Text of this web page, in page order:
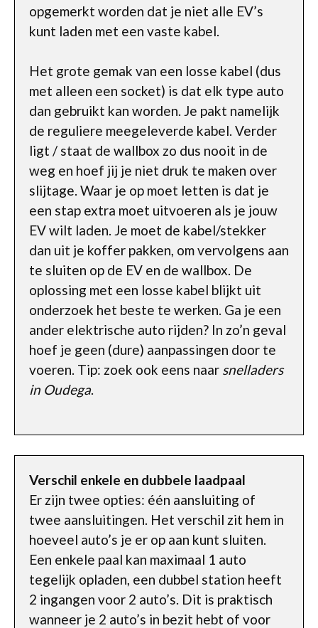
opgemerkt worden dat je niet alle EV’s
kunt laden met een vaste kabel.
Het grote gemak van een losse kabel (dus
met alleen een socket) is dat elk type auto
dan gebruikt kan worden. Je pakt namelijk
de reguliere meegeleverde kabel. Verder
ligt / staat de wallbox zo dus nooit in de
weg en hoef jij je niet druk te maken over
slijtage. Waar je op moet letten is dat je
een stap extra moet uitvoeren als je jouw
EV wilt laden. Je moet de kabel/stekker
dan uit je koffer pakken, om vervolgens aan
te sluiten op de EV en de wallbox. De
oplossing met een losse kabel blijkt uit
onderzoek het beste te werken. Ga je een
ander elektrische auto rijden? In zo’n geval
hoef je geen (dure) aanpassingen door te
voeren. Tip: zoek ook eens naar snelladers
in Oudega.
Verschil enkele en dubbele laadpaal
Er zijn twee opties: één aansluiting of
twee aansluitingen. Het verschil zit hem in
hoeveel auto’s je er op aan kunt sluiten.
Een enkele paal kan maximaal 1 auto
tegelijk opladen, een dubbel station heeft
2 ingangen voor 2 auto’s. Dit is praktisch
wanneer je 2 auto’s in bezit hebt of voor